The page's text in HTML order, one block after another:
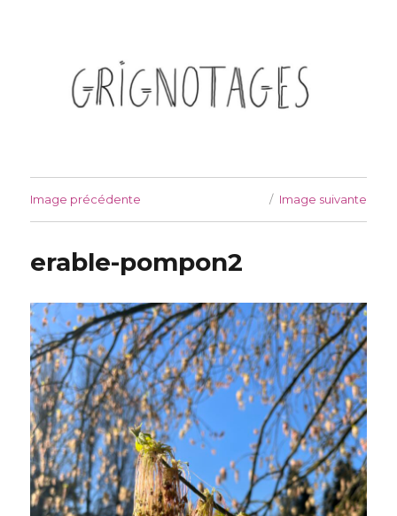
Image précédente Image suivante
erable-pompon2